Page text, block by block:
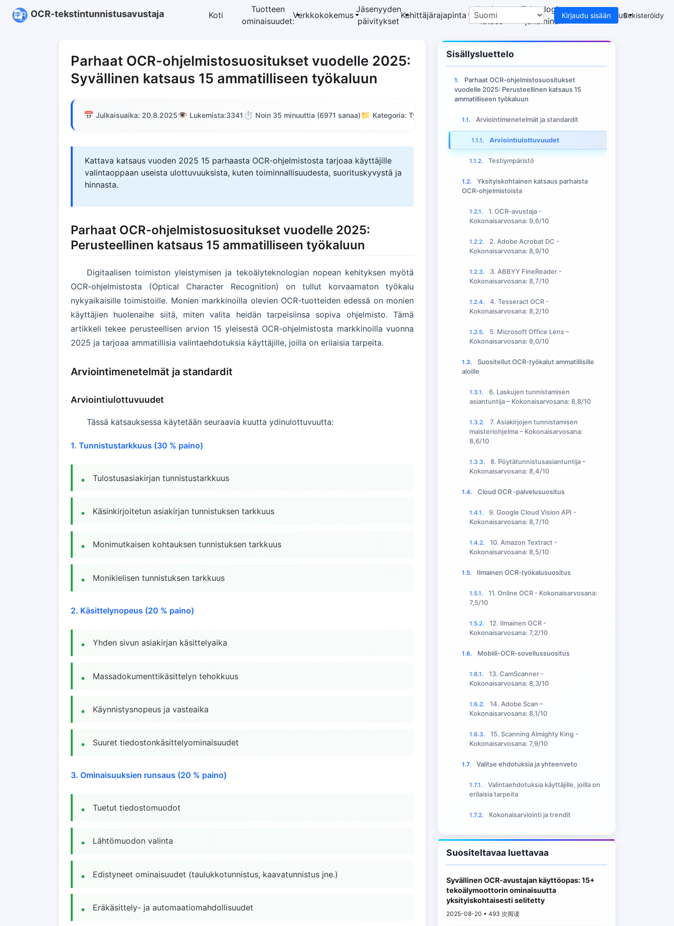
OCR-tekstintunnistusavustaja Koti
Tuotteen
ominaisuudet:
Verkkokokemus
Jäsenyyden
päivitykset
Kehittäjärajapinta
Ilmainen
lataus
Teknologian
jakaminen
Avustuskeskus
Kirjaudu sisään Rekisteröidy
Parhaat OCR-ohjelmistosuositukset vuodelle 2025:
Syvällinen katsaus 15 ammatilliseen työkaluun
📅 Julkaisuaika: 20.8.2025👁️ Lukemista:3341 ⏱️ Noin 35 minuuttia (6971 sanaa)📁 Kategoria: Työkaluarvostelut
Kattava katsaus vuoden 2025 15 parhaasta OCR-ohjelmistosta tarjoaa käyttäjille
valintaoppaan useista ulottuvuuksista, kuten toiminnallisuudesta, suorituskyvystä ja
hinnasta.
Parhaat OCR-ohjelmistosuositukset vuodelle 2025:
Perusteellinen katsaus 15 ammatilliseen työkaluun
Digitaalisen toimiston yleistymisen ja tekoälyteknologian nopean kehityksen myötä
OCR-ohjelmistosta (Optical Character Recognition) on tullut korvaamaton työkalu
nykyaikaisille toimistoille. Monien markkinoilla olevien OCR-tuotteiden edessä on monien
käyttäjien huolenaihe siitä, miten valita heidän tarpeisiinsa sopiva ohjelmisto. Tämä
artikkeli tekee perusteellisen arvion 15 yleisestä OCR-ohjelmistosta markkinoilla vuonna
2025 ja tarjoaa ammatillisia valintaehdotuksia käyttäjille, joilla on erilaisia tarpeita.
Arviointimenetelmät ja standardit
Arviointiulottuvuudet
Tässä katsauksessa käytetään seuraavia kuutta ydinulottuvuutta:
1. Tunnistustarkkuus (30 % paino)
Tulostusasiakirjan tunnistustarkkuus
Käsinkirjoitetun asiakirjan tunnistuksen tarkkuus
Monimutkaisen kohtauksen tunnistuksen tarkkuus
Monikielisen tunnistuksen tarkkuus
2. Käsittelynopeus (20 % paino)
Yhden sivun asiakirjan käsittelyaika
Massadokumenttikäsittelyn tehokkuus
Käynnistysnopeus ja vasteaika
Suuret tiedostonkäsittelyominaisuudet
3. Ominaisuuksien runsaus (20 % paino)
Tuetut tiedostomuodot
Lähtömuodon valinta
Edistyneet ominaisuudet (taulukkotunnistus, kaavatunnistus jne.)
Eräkäsittely- ja automaatiomahdollisuudet
Sisällysluettelo
1.
Parhaat OCR-ohjelmistosuositukset
vuodelle 2025: Perusteellinen katsaus 15
ammatilliseen työkaluun
1.1. Arviointimenetelmät ja standardit
1.1.1. Arviointiulottuvuudet
1.1.2. Testiympäristö
1.2.
Yksityiskohtainen katsaus parhaista
OCR-ohjelmistoista
1.2.1.
1. OCR-avustaja -
Kokonaisarvosana: 9,6/10
1.2.2.
2. Adobe Acrobat DC -
Kokonaisarvosana: 8,9/10
1.2.3.
3. ABBYY FineReader -
Kokonaisarvosana: 8,7/10
1.2.4.
4. Tesseract OCR -
Kokonaisarvosana: 8,2/10
1.2.5.
5. Microsoft Office Lens –
Kokonaisarvosana: 8,0/10
1.3.
Suositellut OCR-työkalut ammatillisille
aloille
1.3.1.
6. Laskujen tunnistamisen
asiantuntija – Kokonaisarvosana: 8,8/10
1.3.2.
7. Asiakirjojen tunnistamisen
maisteriohjelma – Kokonaisarvosana:
8,6/10
1.3.3.
8. Pöytätunnistusasiantuntija –
Kokonaisarvosana: 8,4/10
1.4. Cloud OCR -palvelusuositus
1.4.1.
9. Google Cloud Vision API -
Kokonaisarvosana: 8,7/10
1.4.2.
10. Amazon Textract -
Kokonaisarvosana: 8,5/10
1.5. Ilmainen OCR-työkalusuositus
1.5.1.
11. Online OCR - Kokonaisarvosana:
7,5/10
1.5.2.
12. Ilmainen OCR -
Kokonaisarvosana: 7,2/10
1.6. Mobiili-OCR-sovellussuositus
1.6.1.
13. CamScanner -
Kokonaisarvosana: 8,3/10
1.6.2.
14. Adobe Scan –
Kokonaisarvosana: 8,1/10
1.6.3.
15. Scanning Almighty King -
Kokonaisarvosana: 7,9/10
1.7. Valitse ehdotuksia ja yhteenveto
1.7.1.
Valintaehdotuksia käyttäjille, joilla on
erilaisia tarpeita
1.7.2. Kokonaisarviointi ja trendit
Suositeltavaa luettavaa
Syvällinen OCR-avustajan käyttöopas: 15+
tekoälymoottorin ominaisuutta
yksityiskohtaisesti selitetty
2025-08-20 • 493 次阅读